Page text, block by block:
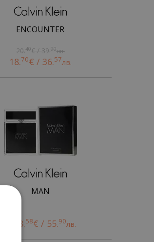
ENCOUNTER
20.40€ / 39.90лв.
18.70€ / 36.57лв.
MAN
28.58€ / 55.90лв.